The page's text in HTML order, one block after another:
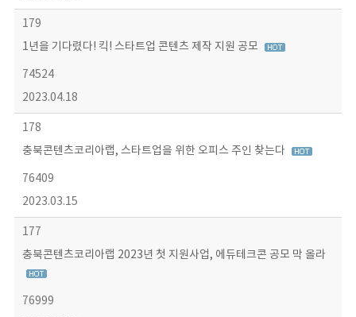
179
1년을 기다렸다! 킥! 스타트업 콘텐츠 제작 지원 공모
74524
2023.04.18
178
충북콘텐츠코리아랩, 스타트업을 위한 오피스 주인 찾는다
76409
2023.03.15
177
충북콘텐츠코리아랩 2023년 첫 지원사업, 에듀테크콘 공모 막 올라
76999